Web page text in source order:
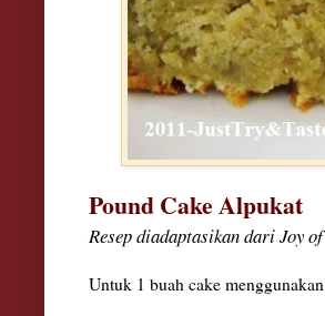
Pound Cake Alpukat
Resep diadaptasikan dari Joy
Untuk 1 buah cake